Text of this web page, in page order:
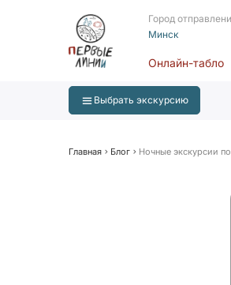
Город
Минск
Онлайн-табло
Выбрать экскурсию
Главная Блог Ночные экскурсии